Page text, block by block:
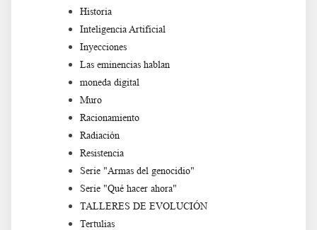
Historia
Inteligencia Artificial
Inyecciones
Las eminencias hablan
moneda digital
Muro
Racionamiento
Radiación
Resistencia
Serie "Armas del genocidio"
Serie "Qué hacer ahora"
TALLERES DE EVOLUCIÓN
Tertulias